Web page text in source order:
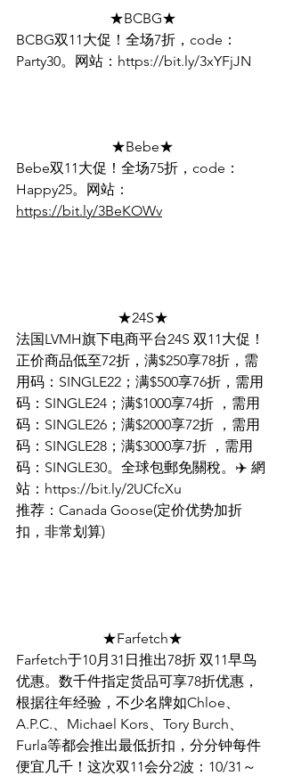
★BCBG★
BCBG双11大促！全场7折，code：
Party30。网站：https://bit.ly/3xYFjJN
★Bebe★
Bebe双11大促！全场75折，code：
Happy25。网站：
https://bit.ly/3BeKOWv
★24S★
法国LVMH旗下电商平台24S 双11大促！
正价商品低至72折，满$250享78折，需
用码：SINGLE22；满$500享76折，需用
码：SINGLE24；满$1000享74折 ，需用
码：SINGLE26；满$2000享72折 ，需用
码：SINGLE28；满$3000享7折 ，需用
码：SINGLE30。全球包郵免關稅。✈️ 網
站：https://bit.ly/2UCfcXu
推荐：Canada Goose(定价优势加折
扣，非常划算)
★Farfetch★
Farfetch于10月31日推出78折 双11早鸟
优惠。数千件指定货品可享78折优惠，
根据往年经验，不少名牌如Chloe、
A.P.C.、Michael Kors、Tory Burch、
Furla等都会推出最低折扣，分分钟每件
便宜几千！这次双11会分2波：10/31～